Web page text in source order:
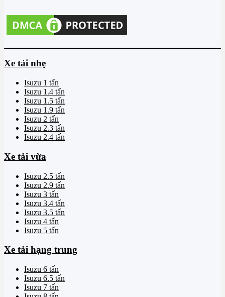
Xe tải nhẹ
Isuzu 1 tấn
Isuzu 1.4 tấn
Isuzu 1.5 tấn
Isuzu 1.9 tấn
Isuzu 2 tấn
Isuzu 2.3 tấn
Isuzu 2.4 tấn
Xe tải vừa
Isuzu 2.5 tấn
Isuzu 2.9 tấn
Isuzu 3 tấn
Isuzu 3.4 tấn
Isuzu 3.5 tấn
Isuzu 4 tấn
Isuzu 5 tấn
Xe tải hạng trung
Isuzu 6 tấn
Isuzu 6.5 tấn
Isuzu 7 tấn